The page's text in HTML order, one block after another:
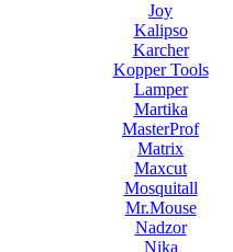
Joy
Kalipso
Karcher
Kopper Tools
Lamper
Martika
MasterProf
Matrix
Maxcut
Mosquitall
Mr.Mouse
Nadzor
Nika